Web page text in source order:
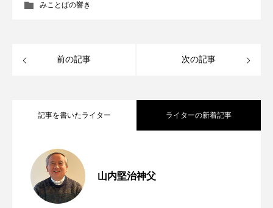
みことばの響き
前の記事 次の記事
記事を書いたライター ライターの新着記事
山内堅治神父
2026.08.06
2026.07.31